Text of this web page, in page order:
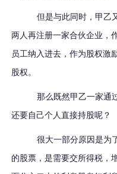
但是与此同时，甲乙
两人再注册一家合伙企业，
员工纳入进去，作为股权激
股权。
那么既然甲乙一家通
还要自己个人直接持股呢？
很大一部分原因是为
的股票，是需要交所得税，